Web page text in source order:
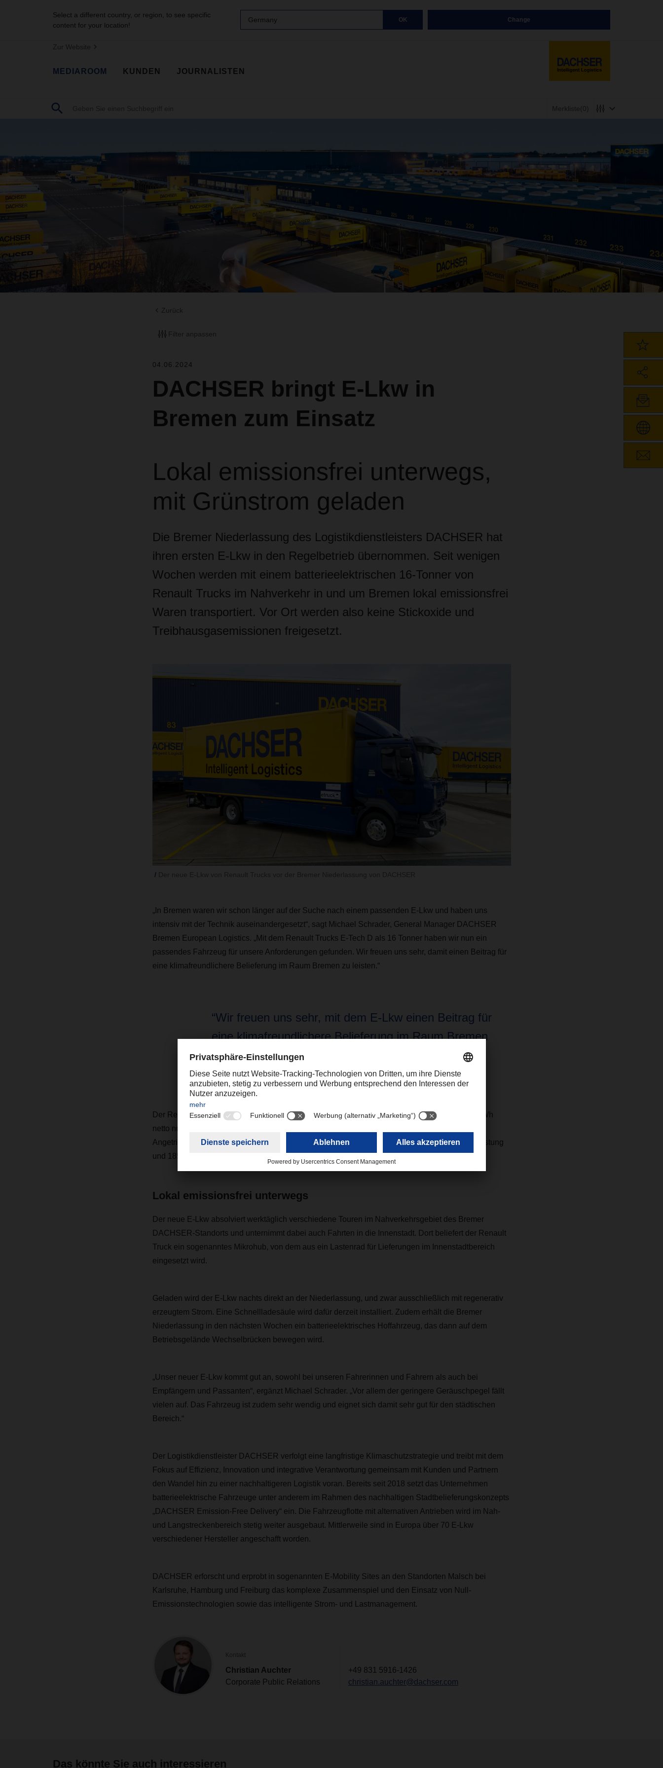
Select a different country, or region, to see specific
content for your location!
Germany OK Change
Zur Website
MEDIAROOM KUNDEN JOURNALISTEN
Merkliste(0)
Zurück
Filter anpassen
04.06.2024
DACHSER bringt E-Lkw in
Bremen zum Einsatz
Lokal emissionsfrei unterwegs,
mit Grünstrom geladen
Die Bremer Niederlassung des Logistikdienstleisters DACHSER hat
ihren ersten E-Lkw in den Regelbetrieb übernommen. Seit wenigen
Wochen werden mit einem batterieelektrischen 16-Tonner von
Renault Trucks im Nahverkehr in und um Bremen lokal emissionsfrei
Waren transportiert. Vor Ort werden also keine Stickoxide und
Treibhausgasemissionen freigesetzt.
„In Bremen waren wir schon länger auf der Suche nach einem passenden E-Lkw und haben uns
intensiv mit der Technik auseinandergesetzt“, sagt Michael Schrader, General Manager DACHSER
Bremen European Logistics. „Mit dem Renault Trucks E-Tech D als 16 Tonner haben wir nun ein
passendes Fahrzeug für unsere Anforderungen gefunden. Wir freuen uns sehr, damit einen Beitrag für
eine klimafreundlichere Belieferung im Raum Bremen zu leisten.“
“Wir freuen uns sehr, mit dem E-Lkw einen Beitrag für
eine klimafreundlichere Belieferung im Raum Bremen
zu leisten.”
Michael Schrader, General Manager DACHSER Bremen European Logistics
Der Renault Trucks E-Tech D als 16 Tonner hat eine Batteriekapazität von 375 kW brutto (300kWh
netto nutzbar) und erreicht damit im Alltagseinsatz eine Reichweite von etwa 250 Kilometern.
Angetrieben wird das batterieelektrische Fahrzeug von einem Elektromotor mit 130kW Dauerleistung
und 185kW Spitzenleistung.
Lokal emissionsfrei unterwegs
Der neue E-Lkw absolviert werktäglich verschiedene Touren im Nahverkehrsgebiet des Bremer
DACHSER-Standorts und unternimmt dabei auch Fahrten in die Innenstadt. Dort beliefert der Renault
Truck ein sogenanntes Mikrohub, von dem aus ein Lastenrad für Lieferungen im Innenstadtbereich
eingesetzt wird.
Geladen wird der E-Lkw nachts direkt an der Niederlassung, und zwar ausschließlich mit regenerativ
erzeugtem Strom. Eine Schnellladesäule wird dafür derzeit installiert. Zudem erhält die Bremer
Niederlassung in den nächsten Wochen ein batterieelektrisches Hoffahrzeug, das dann auf dem
Betriebsgelände Wechselbrücken bewegen wird.
„Unser neuer E-Lkw kommt gut an, sowohl bei unseren Fahrerinnen und Fahrern als auch bei
Empfängern und Passanten“, ergänzt Michael Schrader. „Vor allem der geringere Geräuschpegel fällt
vielen auf. Das Fahrzeug ist zudem sehr wendig und eignet sich damit sehr gut für den städtischen
Bereich.“
Der Logistikdienstleister DACHSER verfolgt eine langfristige Klimaschutzstrategie und treibt mit dem
Fokus auf Effizienz, Innovation und integrative Verantwortung gemeinsam mit Kunden und Partnern
den Wandel hin zu einer nachhaltigeren Logistik voran. Bereits seit 2018 setzt das Unternehmen
batterieelektrische Fahrzeuge unter anderem im Rahmen des nachhaltigen Stadtbelieferungskonzepts
„DACHSER Emission-Free Delivery“ ein. Die Fahrzeugflotte mit alternativen Antrieben wird im Nah-
und Langstreckenbereich stetig weiter ausgebaut. Mittlerweile sind in Europa über 70 E-Lkw
verschiedener Hersteller angeschafft worden.
DACHSER erforscht und erprobt in sogenannten E-Mobility Sites an den Standorten Malsch bei
Karlsruhe, Hamburg und Freiburg das komplexe Zusammenspiel und den Einsatz von Null-
Emissionstechnologien sowie das intelligente Strom- und Lastmanagement.
Kontakt
Christian Auchter
Corporate Public Relations
+49 831 5916-1426
christian.auchter@dachser.com
Das könnte Sie auch interessieren